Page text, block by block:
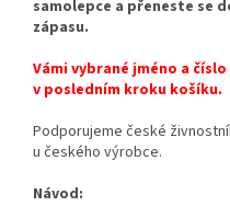
samolepce a přeneste se
zápasu.
Vámi vybrané jméno a
v posledním kroku košíku.
Podporujeme české
u českého výrobce.
Návod: